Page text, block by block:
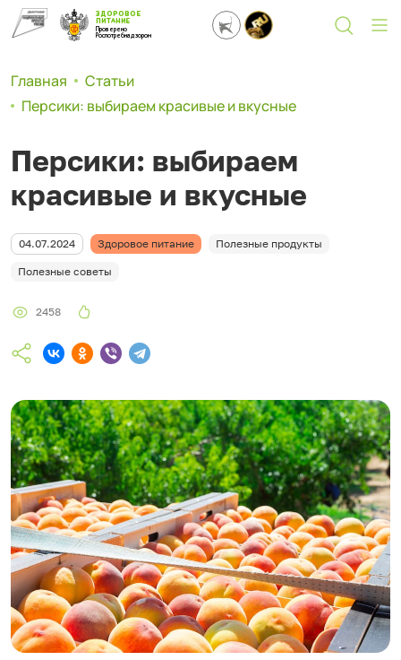
ЗДОРОВОЕ
ПИТАНИЕ
Проверено
Роспотребнадзором
Главная
Статьи
Персики: выбираем красивые и вкусные
Персики: выбираем
красивые и вкусные
04.07.2024 Здоровое питание Полезные продукты
Полезные советы
2458